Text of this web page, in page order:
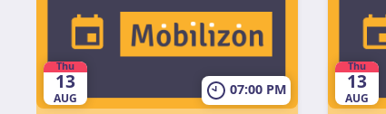
Thu
13
AUG
07:00 PM
Thu
13
AUG